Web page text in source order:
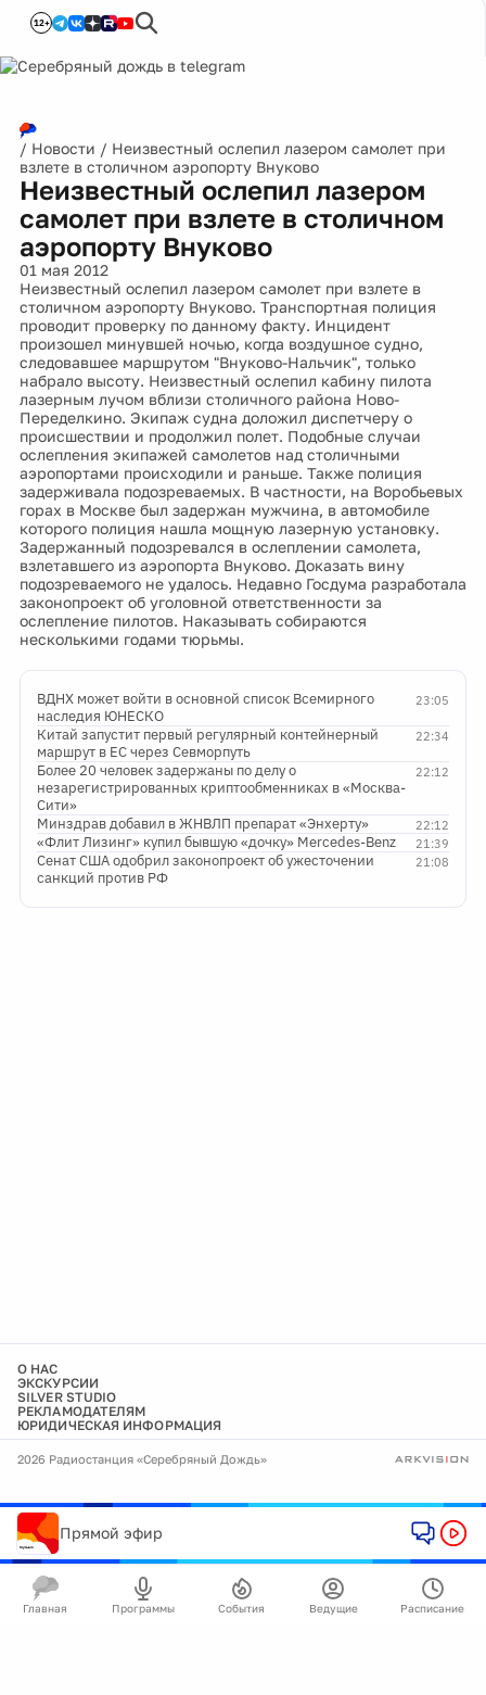
12+
/ Новости / Неизвестный ослепил лазером самолет при
взлете в столичном аэропорту Внуково
Неизвестный ослепил лазером
самолет при взлете в столичном
аэропорту Внуково
01 мая 2012
Неизвестный ослепил лазером самолет при взлете в
столичном аэропорту Внуково. Транспортная полиция
проводит проверку по данному факту. Инцидент
произошел минувшей ночью, когда воздушное судно,
следовавшее маршрутом "Внуково-Нальчик", только
набрало высоту. Неизвестный ослепил кабину пилота
лазерным лучом вблизи столичного района Ново-
Переделкино. Экипаж судна доложил диспетчеру о
происшествии и продолжил полет. Подобные случаи
ослепления экипажей самолетов над столичными
аэропортами происходили и раньше. Также полиция
задерживала подозреваемых. В частности, на Воробьевых
горах в Москве был задержан мужчина, в автомобиле
которого полиция нашла мощную лазерную установку.
Задержанный подозревался в ослеплении самолета,
взлетавшего из аэропорта Внуково. Доказать вину
подозреваемого не удалось. Недавно Госдума разработала
законопроект об уголовной ответственности за
ослепление пилотов. Наказывать собираются
несколькими годами тюрьмы.
23:05
ВДНХ может войти в основной список Всемирного
наследия ЮНЕСКО
22:34
Китай запустит первый регулярный контейнерный
маршрут в ЕС через Севморпуть
22:12
Более 20 человек задержаны по делу о
незарегистрированных криптообменниках в «Москва-
Сити»
22:12
Минздрав добавил в ЖНВЛП препарат «Энхерту»
21:39
«Флит Лизинг» купил бывшую «дочку» Mercedes-Benz
21:08
Сенат США одобрил законопроект об ужесточении
санкций против РФ
О НАС
ЭКСКУРСИИ
SILVER STUDIO
РЕКЛАМОДАТЕЛЯМ
ЮРИДИЧЕСКАЯ ИНФОРМАЦИЯ
2026 Радиостанция «Серебряный Дождь»
Прямой эфир
Главная Программы События Ведущие Расписание